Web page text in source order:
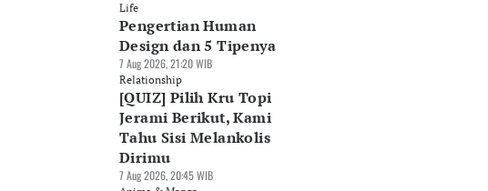
Life
Pengertian Human
Design dan 5 Tipenya
7 Aug 2026, 21:20 WIB
Relationship
[QUIZ] Pilih Kru Topi
Jerami Berikut, Kami
Tahu Sisi Melankolis
Dirimu
7 Aug 2026, 20:45 WIB